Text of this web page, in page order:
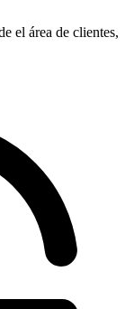
el área de clientes,